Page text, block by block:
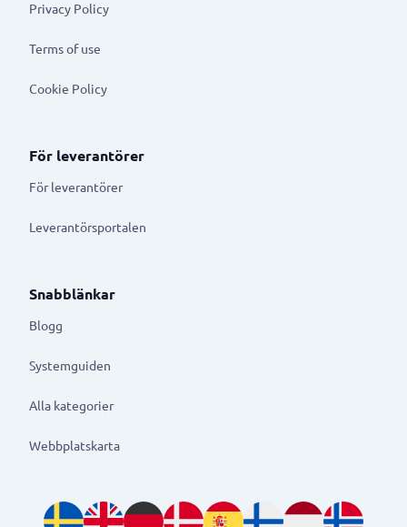
Privacy Policy
Terms of use
Cookie Policy
För leverantörer
För leverantörer
Leverantörsportalen
Snabblänkar
Blogg
Systemguiden
Alla kategorier
Webbplatskarta